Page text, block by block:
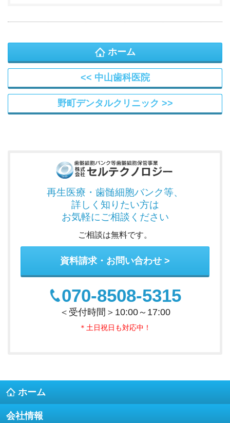
ホーム
中山歯科医院
野町デンタルクリニック
再生医療・歯髄細胞バンク等、
詳しく知りたい方は
お気軽にご相談ください
ご相談は無料です。
資料請求・お問い合わせ
070-8508-5315
＜受付時間＞10:00～17:00
＊土日祝日も対応中！
ホーム
会社情報